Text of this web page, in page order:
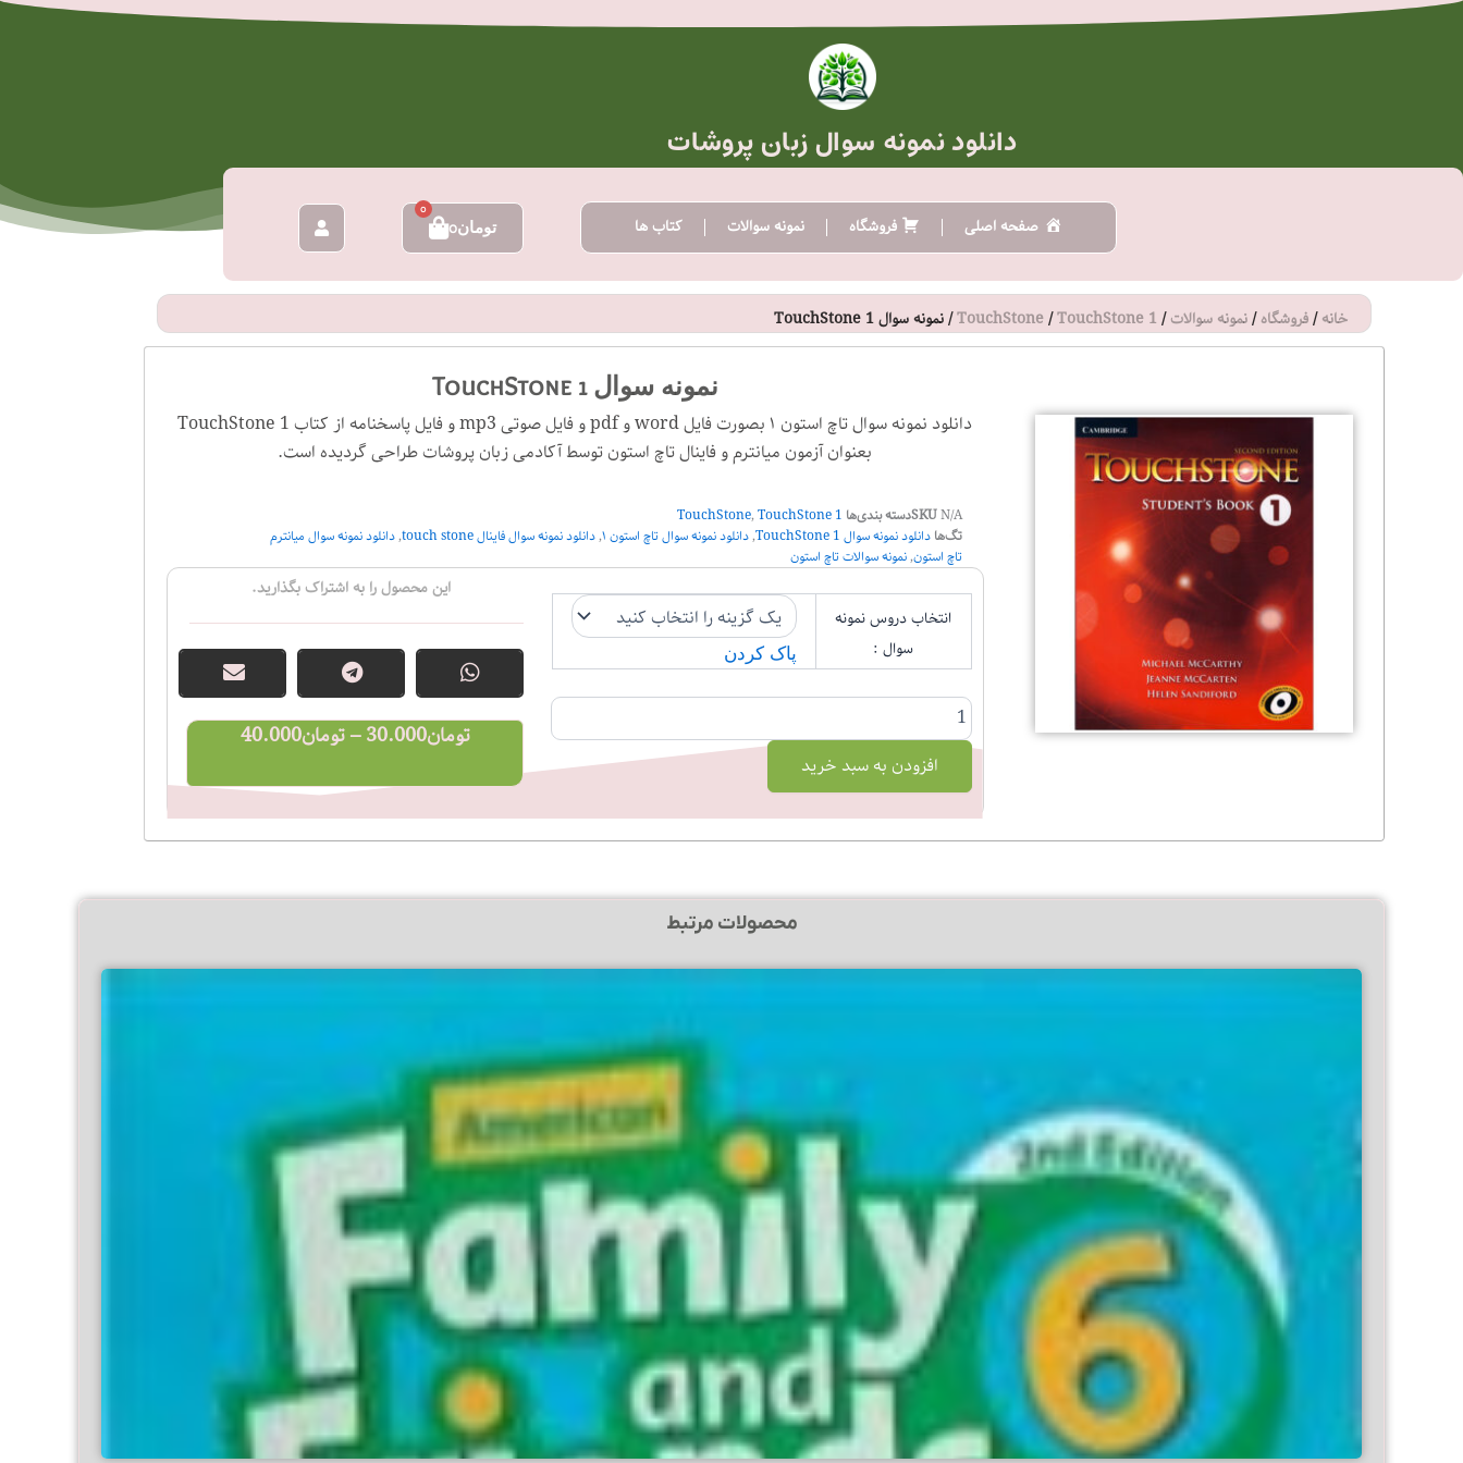
دانلود نمونه سوال زبان پروشات
صفحه اصلی فروشگاه نمونه سوالات کتاب ها تومان0
0
سبد
خرید
خانه/فروشگاه/نمونه سوالات/
TouchStone/TouchStone 1 / نمونه سوال TouchStone 1
نمونه سوال TouchStone 1
دانلود نمونه سوال تاچ استون ۱ بصورت فایل word و pdf و فایل صوتی mp3 و فایل پاسخنامه از کتاب TouchStone 1
بعنوان آزمون میانترم و فاینال تاچ استون توسط آکادمی زبان پروشات طراحی گردیده است.
SKUN/A دسته بندی‌ها TouchStone,TouchStone 1
تگ‌ها دانلود نمونه سوال TouchStone 1 ,دانلود نمونه سوال تاچ استون ۱ ,دانلود نمونه سوال فاینال touch stone ,دانلود نمونه سوال میانترم
تاچ استون,نمونه سوالات تاچ استون
انتخاب دروس نمونه
سوال :
پاک کردن
سوال
TouchStone
1
افزودن به سبد خرید
این محصول را به اشتراک بگذارید.
تومان30.000
–تومان40.000محدوده
تومان30.000
تا
محصولات مرتبط
نمونه سوال امتحان فاینال Family and Friends 6 ویرایش دوم (درس 1 تا 12) با پاسخنامه PDF